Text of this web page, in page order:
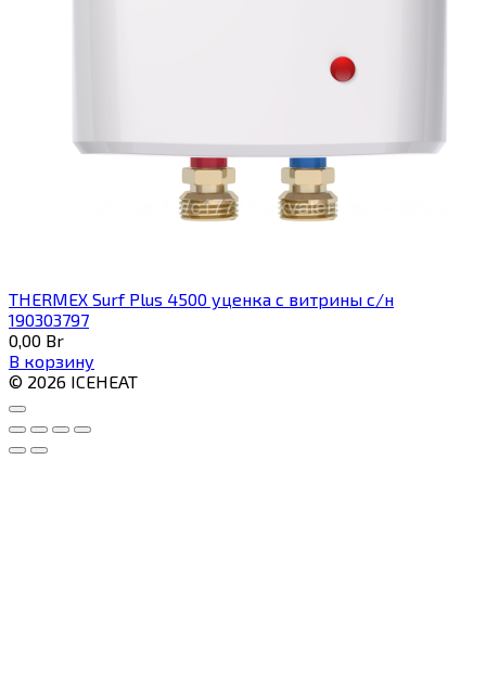
THERMEX Surf Plus 4500 уценка с витрины с/н
190303797
0,00 Br
В корзину
© 2026 ICEHEAT